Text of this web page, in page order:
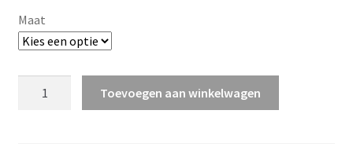
Maat
Toevoegen aan winkelwagen